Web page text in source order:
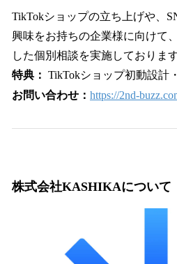
TikTokショップの立ち上げや、
興味をお持ちの企業様に向けて
した個別相談を実施しております
特典： TikTokショップ初動設計
お問い合わせ： https://2nd-
株式会社KASHIKAについて